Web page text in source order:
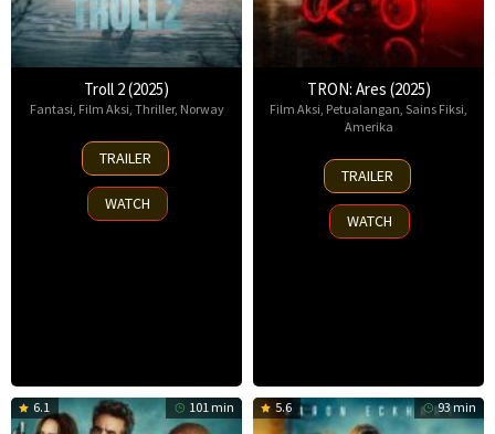
Troll 2 (2025)
Fantasi, Film Aksi, Thriller, Norway
30
Nov
2025
TRAILER
WATCH
TRON: Ares (2025)
Film Aksi, Petualangan, Sains Fiksi,
Amerika
8
Oct
2025
TRAILER
WATCH
6.1 101 min 5.6 93 min